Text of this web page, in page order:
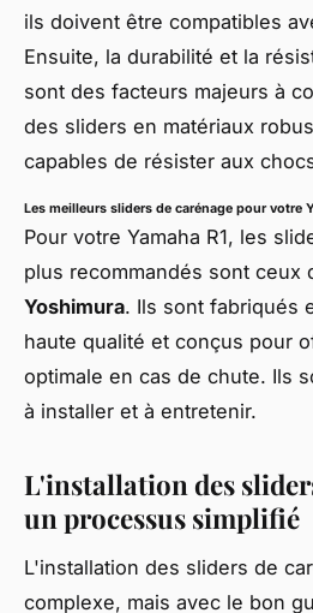
ils doivent être compatibles
Ensuite, la durabilité et la
sont des facteurs majeurs à
des sliders en matériaux
capables de résister aux
Les meilleurs sliders de carénage pour votre
Pour votre Yamaha R1, les
plus recommandés sont ceux
Yoshimura. Ils sont fabriqués
haute qualité et conçus pour
optimale en cas de chute. Ils
à installer et à entretenir.
L'installation des
un processus simplifié
L'installation des sliders de
complexe, mais avec le bon